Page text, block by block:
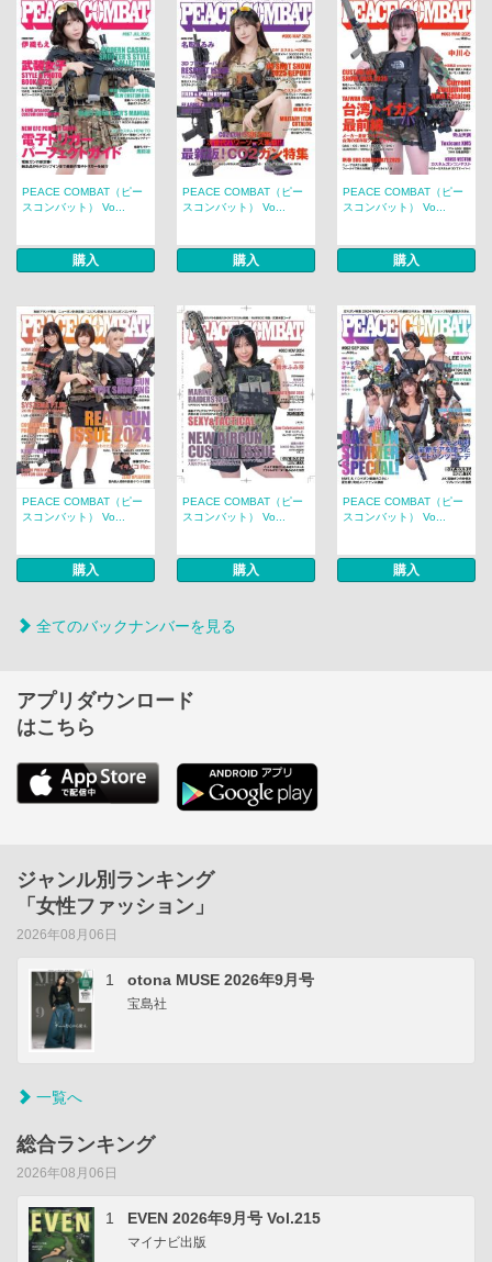
PEACE COMBAT（ピー
スコンバット） Vo...
購入
PEACE COMBAT（ピー
スコンバット） Vo...
購入
PEACE COMBAT（ピー
スコンバット） Vo...
購入
PEACE COMBAT（ピー
スコンバット） Vo...
購入
PEACE COMBAT（ピー
スコンバット） Vo...
購入
PEACE COMBAT（ピー
スコンバット） Vo...
購入
全てのバックナンバーを見る
アプリダウンロード
はこちら
ジャンル別ランキング
「女性ファッション」
2026年08月06日
1 otona MUSE 2026年9月号
宝島社
一覧へ
総合ランキング
2026年08月06日
1 EVEN 2026年9月号 Vol.215
マイナビ出版